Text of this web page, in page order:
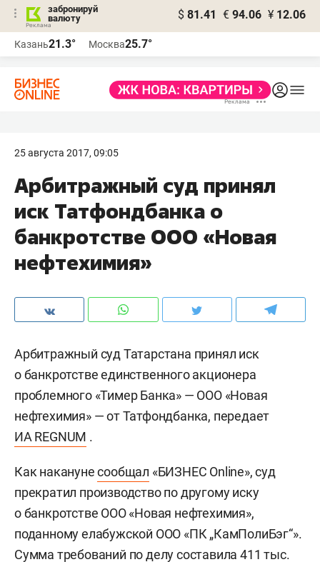
забронируй
валюту
$ 81.41 € 94.06 ¥ 12.06
Казань21.3° Москва25.7°
25 августа 2017, 09:05
Арбитражный суд принял
иск Татфондбанка о
банкротстве ООО «Новая
нефтехимия»
Арбитражный суд Татарстана принял иск
о банкротстве единственного акционера
проблемного «Тимер Банка» — ООО «Новая
нефтехимия» — от Татфондбанка, передает
ИА REGNUM .
Как наканунесообщал «БИЗНЕС Online», суд
прекратил производство по другому иску
о банкротстве ООО «Новая нефтехимия»,
поданному елабужской ООО «ПК „КамПолиБэг“».
Сумма требований по делу составила 411 тыс.